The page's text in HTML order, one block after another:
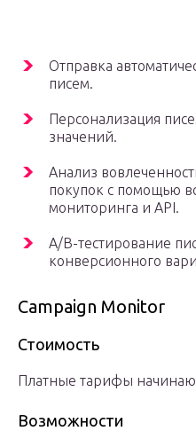
Отправка
писем.
Персонализация
значений.
Анализ
покупок с помощью
мониторинга и API.
A/B-тестирование
конверсионного
Campaign Monitor
Стоимость
Платные тарифы
Возможности